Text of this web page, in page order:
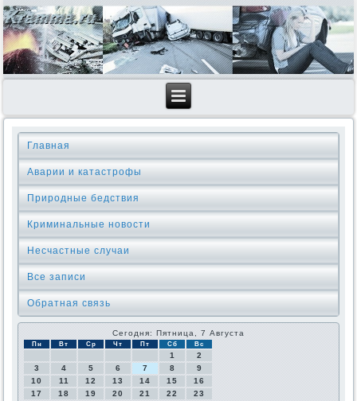
Главная
Аварии и катастрофы
Природные бедствия
Криминальные новοсти
Несчастные случаи
Все записи
Обратная связь
Сегодня: Пятница, 7 Августа
Пн Вт Ср Чт Пт Сб Вс
1
2
3
4 5 6 7 8
9
10
11 12 13 14 15
16
17
18 19 20 21 22
23